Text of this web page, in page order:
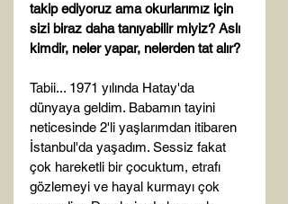
takip ediyoruz ama okurlarımız için
sizi biraz daha tanıyabilir miyiz? Aslı
kimdir, neler yapar, nelerden tat alır?
Tabii... 1971 yılında Hatay'da
dünyaya geldim. Babamın tayini
neticesinde 2'li yaşlarımdan itibaren
İstanbul'da yaşadım. Sessiz fakat
çok hareketli bir çocuktum, etrafı
gözlemeyi ve hayal kurmayı çok